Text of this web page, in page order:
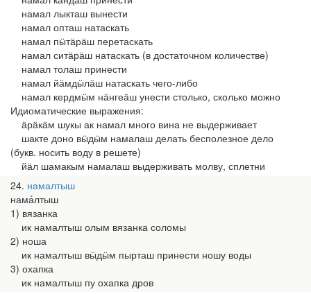
намал лыкташ вынести
намал опташ натаскать
намал пӹтӓрӓш перетаскать
намал ситӓрӓш натаскать (в достаточном количестве)
намал толаш принести
намал йӓмдӹлӓш натаскать чего-либо
намал кердмӹм нӓнгеӓш унести столько, сколько можно
Идиоматические выражения:
ӓрӓкӓм шукы ак намал много вина не выдерживает
шакте доно вӹдӹм намалаш делать бесполезное дело
(букв. носить воду в решете)
йӓл шамакым намалаш выдерживать молву, сплетни
24 намалтыш
нама́лтыш
1) вязанка
ик намалтыш олым вязанка соломы
2) ноша
ик намалтыш вӹдӹм пырташ принести ношу воды
3) охапка
ик намалтыш пу охапка дров